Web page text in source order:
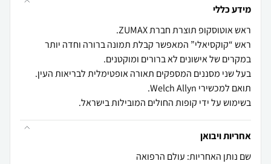
מידע כללי
ראש “קוקסיאלי” המאפשר קבלת תמונה ברורה וחדה יותר
בשימוש על ידי קופות החולים המובילות בישראל.
אחריות ויבואן
שם נותן האחריות: עולם הרפואה